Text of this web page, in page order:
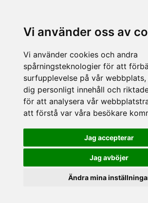
Vi använder oss av
Vi använder cookies och andra
spårningsteknologier för att
surfupplevelse på vår
dig personligt innehåll och
för att analysera vår
att förstå var våra besökare
Jag accepterar
Jag avböjer
Ändra mina